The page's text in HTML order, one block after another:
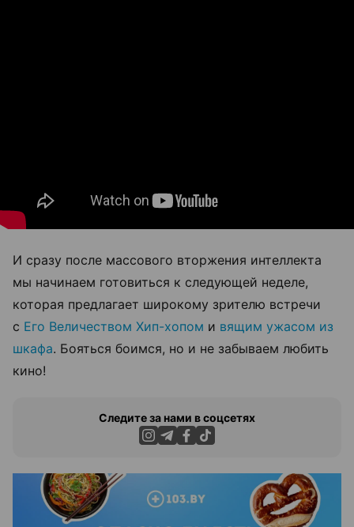
И сразу после массового вторжения интеллекта
мы начинаем готовиться к следующей неделе,
которая предлагает широкому зрителю встречи
с Его Величеством Хип-хопом и вящим ужасом из
шкафа. Бояться боимся, но и не забываем любить
кино!
Следите за нами в соцсетях